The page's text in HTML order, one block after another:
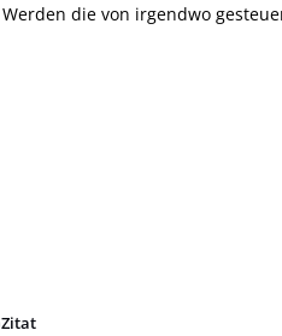
Werden die von irgendwo
Zitat